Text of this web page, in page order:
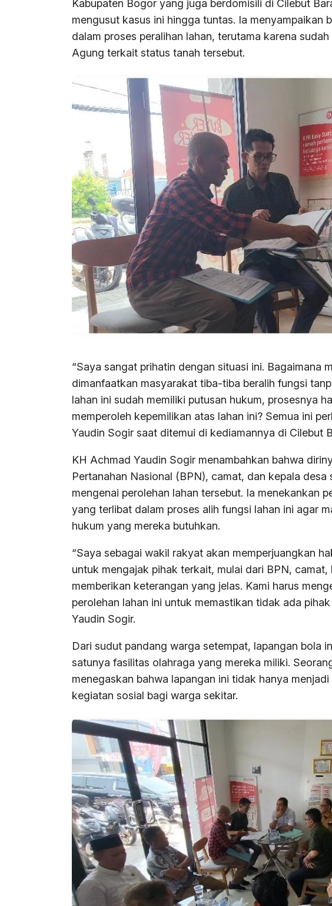
Kabupaten Bogor yang juga berdomisili di Cilebut
mengusut kasus ini hingga tuntas. Ia menyampaikan
dalam proses peralihan lahan, terutama karena
Agung terkait status tanah tersebut.
“Saya sangat prihatin dengan situasi ini. Bagaimana
dimanfaatkan masyarakat tiba-tiba beralih fungsi
lahan ini sudah memiliki putusan hukum, prosesnya
memperoleh kepemilikan atas lahan ini? Semua ini
Yaudin Sogir saat ditemui di kediamannya di Cilebut
KH Achmad Yaudin Sogir menambahkan bahwa
Pertanahan Nasional (BPN), camat, dan kepala
mengenai perolehan lahan tersebut. Ia menekankan
yang terlibat dalam proses alih fungsi lahan ini agar
hukum yang mereka butuhkan.
“Saya sebagai wakil rakyat akan memperjuangkan
untuk mengajak pihak terkait, mulai dari BPN,
memberikan keterangan yang jelas. Kami harus
perolehan lahan ini untuk memastikan tidak ada
Yaudin Sogir.
Dari sudut pandang warga setempat, lapangan bola
satunya fasilitas olahraga yang mereka miliki.
menegaskan bahwa lapangan ini tidak hanya
kegiatan sosial bagi warga sekitar.